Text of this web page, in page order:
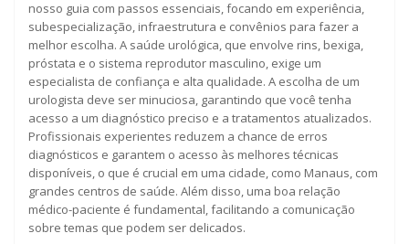
Por muito tempo, fomos ensinados que o homem
deve aguentar tudo em silêncio e que o cansaço
mental...LEIA MAIS
Check-up de Performance, voçe
está realmente no seu auge?
24 Novembro, 2025
O Check-up de Performance é a nossa
abordagem de medicina avançada.Vamos além
do basico...LEIA MAIS
nosso guia com passos essenciais, focando em experiência,
subespecialização, infraestrutura e convênios para fazer a
melhor escolha. A saúde urológica, que envolve rins, bexiga,
próstata e o sistema reprodutor masculino, exige um
especialista de confiança e alta qualidade. A escolha de um
urologista deve ser minuciosa, garantindo que você tenha
acesso a um diagnóstico preciso e a tratamentos atualizados.
Profissionais experientes reduzem a chance de erros
diagnósticos e garantem o acesso às melhores técnicas
disponíveis, o que é crucial em uma cidade, como Manaus, com
grandes centros de saúde. Além disso, uma boa relação
médico-paciente é fundamental, facilitando a comunicação
sobre temas que podem ser delicados.